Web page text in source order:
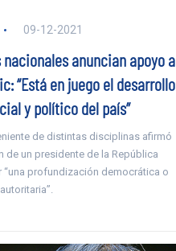
09-12-2021
anuncian apoyo a
“Está en juego el desarrollo
y político del país”
de distintas disciplinas afirmó
de un presidente de la República
“una profundización democrática o